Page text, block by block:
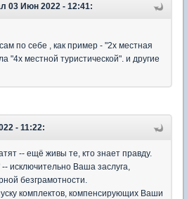
03 Июн 2022 - 12:41:
по себе , как пример - "2х местная
"4х местной туристической". и другие
- 11:22:
-- ещё живы те, кто знает правду.
исключительно Ваша заслуга,
безграмотности.
комплектов, компенсирующих Ваши